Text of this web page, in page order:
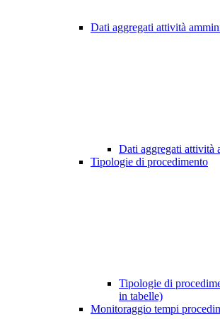
Dati aggregati attività
Dati aggregati attività
Tipologie di procedimento
Tipologie di
in tabelle)
Monitoraggio tempi